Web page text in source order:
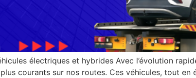
électriques et hybrides Avec l’évolution
courants sur nos routes. Ces véhicules, tout